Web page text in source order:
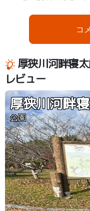
コ
厚狭川河畔寝
レビュー
厚狭川河畔
公園